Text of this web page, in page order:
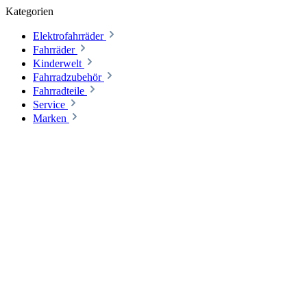
Kategorien
Elektrofahrräder
Fahrräder
Kinderwelt
Fahrradzubehör
Fahrradteile
Service
Marken